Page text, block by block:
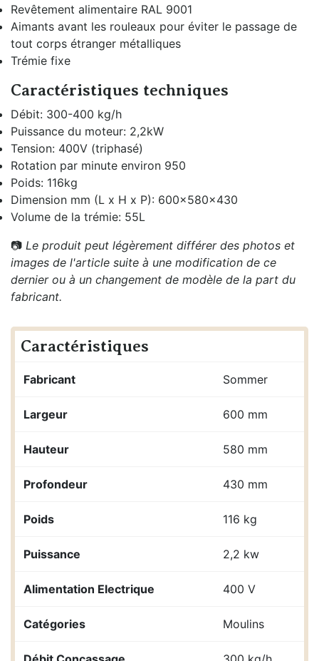
Revêtement alimentaire RAL 9001
Aimants avant les rouleaux pour éviter le passage de
tout corps étranger métalliques
Trémie fixe
Caractéristiques techniques
Débit: 300-400 kg/h
Puissance du moteur: 2,2kW
Tension: 400V (triphasé)
Rotation par minute environ 950
Poids: 116kg
Dimension mm (L x H x P): 600x580x430
Volume de la trémie: 55L
📷 Le produit peut légèrement différer des photos et
images de l'article suite à une modification de ce
dernier ou à un changement de modèle de la part du
fabricant.
Caractéristiques
Fabricant Sommer
Largeur 600 mm
Hauteur 580 mm
Profondeur 430 mm
Poids 116 kg
Puissance 2,2 kw
Alimentation Electrique 400 V
Catégories Moulins